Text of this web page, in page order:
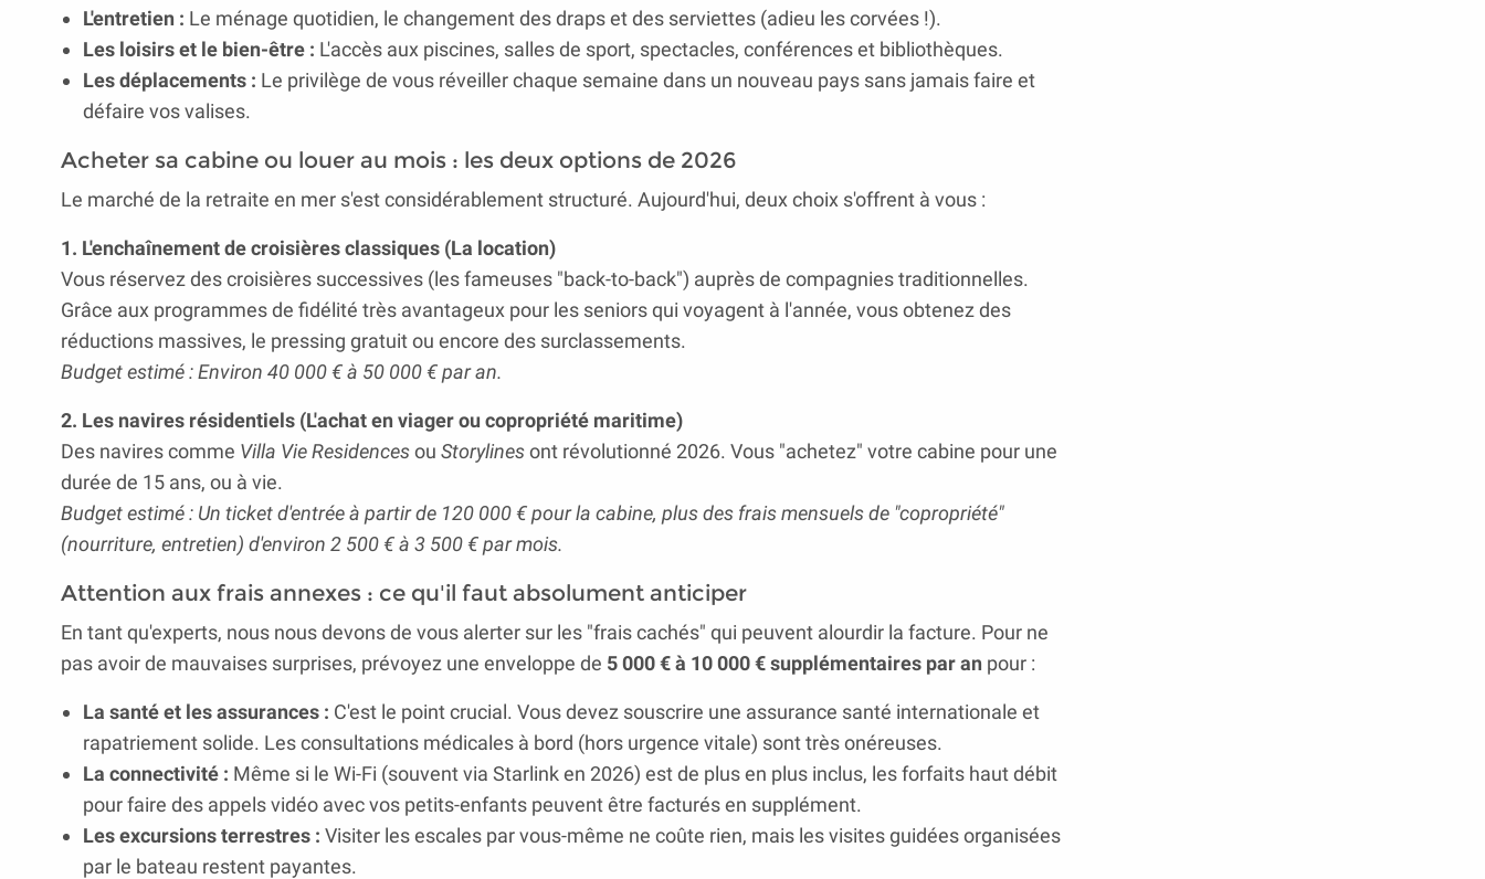
L'entretien : Le ménage quotidien, le changement des draps et des serviettes (adieu les corvées !).
Les loisirs et le bien-être : L'accès aux piscines, salles de sport, spectacles, conférences et bibliothèques.
Les déplacements : Le privilège de vous réveiller chaque semaine dans un nouveau pays sans jamais faire et
défaire vos valises.
Acheter sa cabine ou louer au mois : les deux options de 2026
Le marché de la retraite en mer s'est considérablement structuré. Aujourd'hui, deux choix s'offrent à vous :
1. L'enchaînement de croisières classiques (La location)
Vous réservez des croisières successives (les fameuses "back-to-back") auprès de compagnies traditionnelles.
Grâce aux programmes de fidélité très avantageux pour les seniors qui voyagent à l'année, vous obtenez des
réductions massives, le pressing gratuit ou encore des surclassements.
Budget estimé : Environ 40 000 € à 50 000 € par an.
2. Les navires résidentiels (L'achat en viager ou copropriété maritime)
Des navires comme Villa Vie Residencesou Storylinesont révolutionné 2026. Vous "achetez" votre cabine pour une
durée de 15 ans, ou à vie.
Budget estimé : Un ticket d'entrée à partir de 120 000 € pour la cabine, plus des frais mensuels de "copropriété"
(nourriture, entretien) d'environ 2 500 € à 3 500 € par mois.
Attention aux frais annexes : ce qu'il faut absolument anticiper
En tant qu'experts, nous nous devons de vous alerter sur les "frais cachés" qui peuvent alourdir la facture. Pour ne
pas avoir de mauvaises surprises, prévoyez une enveloppe de 5 000 € à 10 000 € supplémentaires par an pour :
La santé et les assurances : C'est le point crucial. Vous devez souscrire une assurance santé internationale et
rapatriement solide. Les consultations médicales à bord (hors urgence vitale) sont très onéreuses.
La connectivité : Même si le Wi-Fi (souvent via Starlink en 2026) est de plus en plus inclus, les forfaits haut débit
pour faire des appels vidéo avec vos petits-enfants peuvent être facturés en supplément.
Les excursions terrestres : Visiter les escales par vous-même ne coûte rien, mais les visites guidées organisées
par le bateau restent payantes.